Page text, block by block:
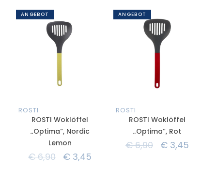
ANGEBOT
ROSTI
ROSTI Woklöffel
„Optima“, Nordic
Lemon
€6,90 € 3,45
ANGEBOT
ROSTI
ROSTI Woklöffel
„Optima“, Rot
€6,90 € 3,45